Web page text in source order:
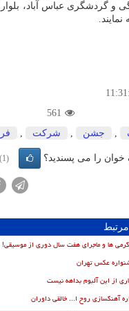
و گردشگری عباس آباد، بلوار
561
جشن شركت
را می پسندید؟ (1)
گرمی ها و ماجرای هفت سال دوری از موسیقی!
عکس تهران
از این آلبوم بداهه نیست
آهنگسازی روح ا... خالقی داوران